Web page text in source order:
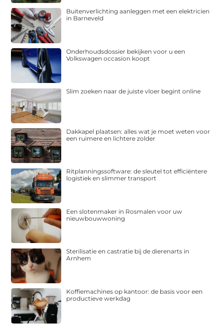
Buitenverlichting aanleggen met een elektricien
in Barneveld
Onderhoudsdossier bekijken voor u een
Volkswagen occasion koopt
Slim zoeken naar de juiste vloer begint online
Dakkapel plaatsen: alles wat je moet weten voor
een ruimere en lichtere zolder
Ritplanningssoftware: de sleutel tot efficiëntere
logistiek en slimmer transport
Een slotenmaker in Rosmalen voor uw
nieuwbouwwoning
Sterilisatie en castratie bij de dierenarts in
Arnhem
Koffiemachines op kantoor: de basis voor een
productieve werkdag